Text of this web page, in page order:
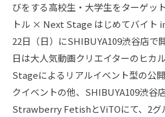
びをする高校生・大学生をターゲッ
トル × Next Stage はじめてバイト
22日（日）にSHIBUYA109渋谷店で
日は大人気動画クリエイターのヒカ
Stageによるリアルイベント型の公
クイベントの他、SHIBUYA109渋谷
Strawberry FetishとViTOにて、2グ